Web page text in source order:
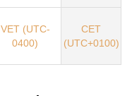
VET (UTC-
0400)
CET
(UTC+0100)